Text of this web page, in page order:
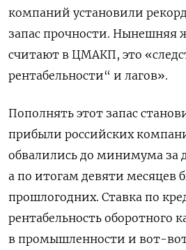
компаний установили
запас прочности. Нынешняя
считают в ЦМАКП, это
рентабельности“ и лагов».
Пополнять этот запас
прибыли российских
обвалились до минимума за
а по итогам девяти месяцев
прошлогодних. Ставка по
рентабельность оборотного
в промышленности и вот-